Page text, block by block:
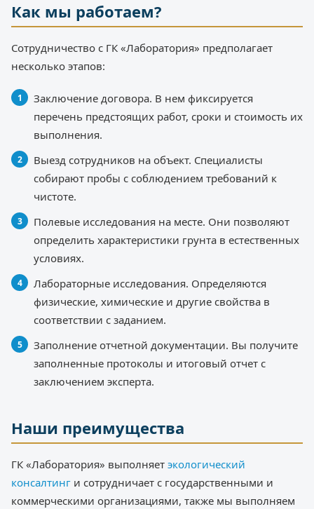
Как мы работаем?
Сотрудничество с ГК «Лаборатория» предполагает
несколько этапов:
Заключение договора. В нем фиксируется
перечень предстоящих работ, сроки и стоимость их
выполнения.
Выезд сотрудников на объект. Специалисты
собирают пробы с соблюдением требований к
чистоте.
Полевые исследования на месте. Они позволяют
определить характеристики грунта в естественных
условиях.
Лабораторные исследования. Определяются
физические, химические и другие свойства в
соответствии с заданием.
Заполнение отчетной документации. Вы получите
заполненные протоколы и итоговый отчет с
заключением эксперта.
Наши преимущества
ГК «Лаборатория» выполняет экологический
консалтинг и сотрудничает с государственными и
коммерческими организациями, также мы выполняем